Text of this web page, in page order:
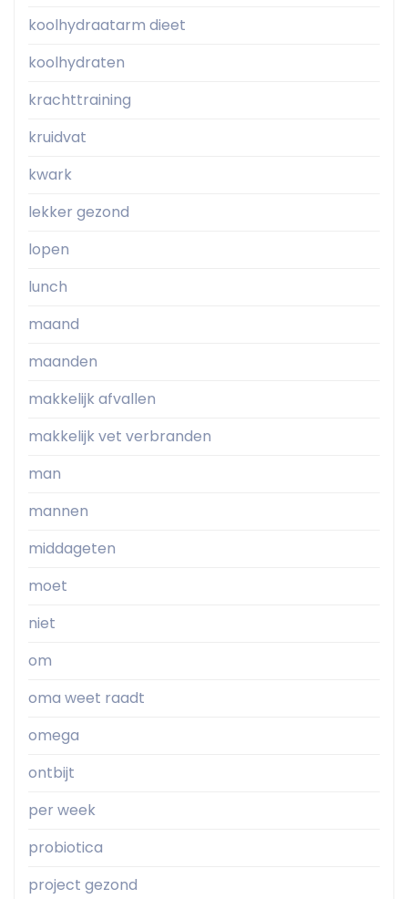
koolhydraatarm dieet
koolhydraten
krachttraining
kruidvat
kwark
lekker gezond
lopen
lunch
maand
maanden
makkelijk afvallen
makkelijk vet verbranden
man
mannen
middageten
moet
niet
om
oma weet raadt
omega
ontbijt
per week
probiotica
project gezond